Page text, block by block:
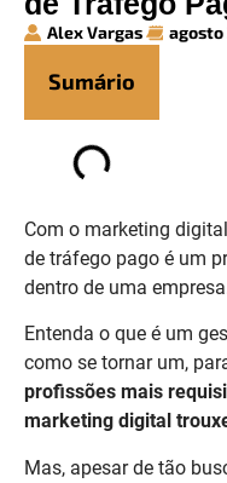
Alex Vargas agosto
Sumário
Com o marketing
de tráfego pago é um
dentro de uma
Entenda o que é um
como se tornar um,
profissões mais
marketing digital
Mas, apesar de tão